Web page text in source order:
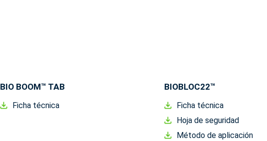
BIO BOOM™ TAB
Ficha técnica
BIOBLOC22™
Ficha técnica
Hoja de seguridad
Método de aplicación